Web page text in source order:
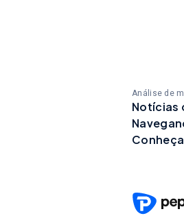
Análise de
Notícias